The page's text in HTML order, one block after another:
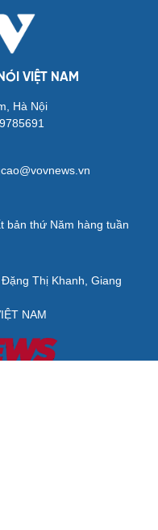
VIỆT NAM
Hà Nội
bản thứ Năm hàng tuần
Thị Khanh, Giang
NAM